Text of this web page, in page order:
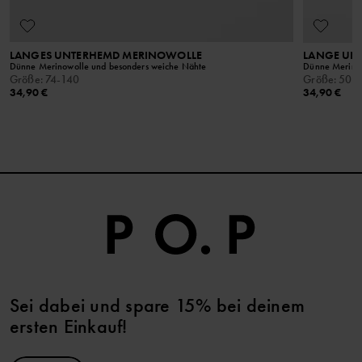
LANGES UNTERHEMD MERINOWOLLE
Dünne Merinowolle und besonders weiche Nähte
Größe: 74-140
34,90 €
LANGE
Dünne
Größe: 50-
34,90 €
Sei dabei und spare 15% bei deinem
ersten Einkauf!